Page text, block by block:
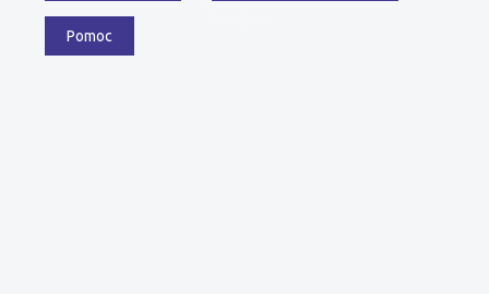
dodatkowe
Pomoc